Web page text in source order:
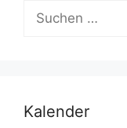
Suchen
nach:
Kalender